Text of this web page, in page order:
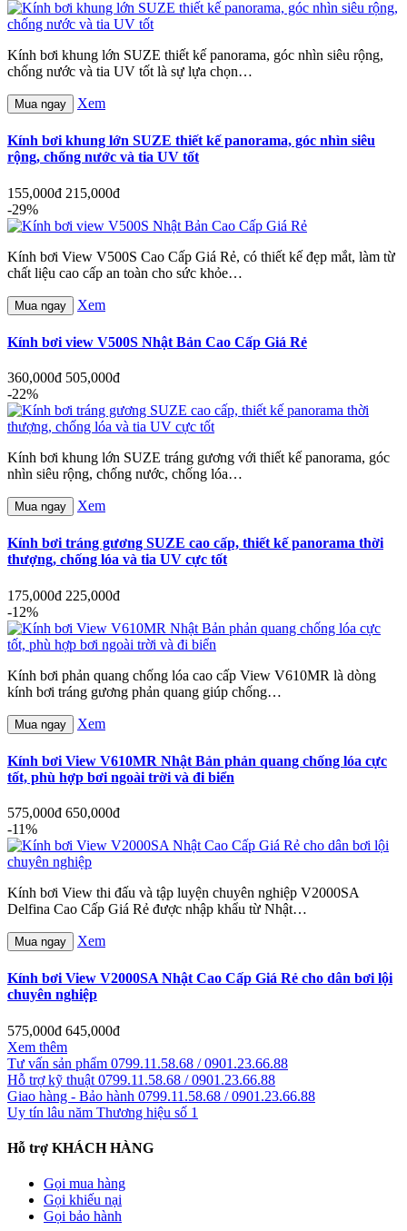
Kính bơi khung lớn SUZE thiết kế panorama, góc nhìn siêu rộng,
chống nước và tia UV tốt là sự lựa chọn…
Mua ngay Xem
Kính bơi khung lớn SUZE thiết kế panorama, góc nhìn siêu
rộng, chống nước và tia UV tốt
155,000đ 215,000đ
-29%
Kính bơi View V500S Cao Cấp Giá Rẻ, có thiết kế đẹp mắt, làm từ
chất liệu cao cấp an toàn cho sức khỏe…
Mua ngay Xem
Kính bơi view V500S Nhật Bản Cao Cấp Giá Rẻ
360,000đ 505,000đ
-22%
Kính bơi khung lớn SUZE tráng gương với thiết kế panorama, góc
nhìn siêu rộng, chống nước, chống lóa…
Mua ngay Xem
Kính bơi tráng gương SUZE cao cấp, thiết kế panorama thời
thượng, chống lóa và tia UV cực tốt
175,000đ 225,000đ
-12%
Kính bơi phản quang chống lóa cao cấp View V610MR là dòng
kính bơi tráng gương phản quang giúp chống…
Mua ngay Xem
Kính bơi View V610MR Nhật Bản phản quang chống lóa cực
tốt, phù hợp bơi ngoài trời và đi biển
575,000đ 650,000đ
-11%
Kính bơi View thi đấu và tập luyện chuyên nghiệp V2000SA
Delfina Cao Cấp Giá Rẻ được nhập khẩu từ Nhật…
Mua ngay Xem
Kính bơi View V2000SA Nhật Cao Cấp Giá Rẻ cho dân bơi lội
chuyên nghiệp
575,000đ 645,000đ
Xem thêm
Tư vấn sản phẩm 0799.11.58.68 / 0901.23.66.88
Hỗ trợ kỹ thuật 0799.11.58.68 / 0901.23.66.88
Giao hàng - Bảo hành 0799.11.58.68 / 0901.23.66.88
Uy tín lâu năm Thương hiệu số 1
Hỗ trợ KHÁCH HÀNG
Gọi mua hàng
Gọi khiếu nại
Gọi bảo hành